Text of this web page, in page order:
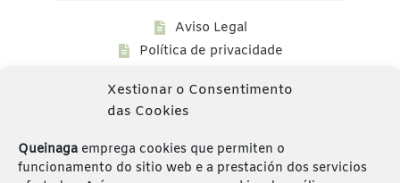
Xestionar o Consentimento
das Cookies
Queinaga emprega cookies que permiten o
funcionamento do sitio web e a prestación dos servicios
Aviso Legal
Política de privacidade
Fondos Públicos